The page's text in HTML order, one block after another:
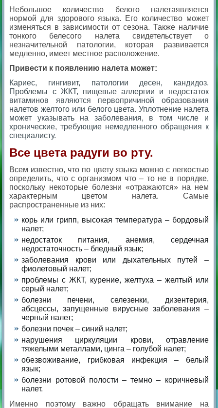
Небольшое количество белого налетаявляется
нормой для здорового языка. Его количество может
изменяться в зависимости от сезона. Также наличие
тонкого белесого налета свидетельствует о
незначительной патологии, которая развивается
медленно, имеет местное расположение.
Привести к появлению налета может:
Кариес, гингивит, патологии десен, кандидоз.
Проблемы с ЖКТ, пищевые аллергии и недостаток
витаминов являются первопричиной образования
налетов желтого или белого цвета. Уплотнение налета
может указывать на заболевания, в том числе и
хронические, требующие немедленного обращения к
специалисту.
Все цвета радуги во рту.
Всем известно, что по цвету языка можно с легкостью
определить, что с организмом что – то не в порядке,
поскольку некоторые болезни «отражаются» на нем
характерным цветом налета. Самые
распространенные из них:
корь или грипп, высокая температура – бордовый
налет;
недостаток питания, анемия, сердечная
недостаточность – бледный язык;
заболевания крови или дыхательных путей –
фиолетовый налет;
проблемы с ЖКТ, курение, желтуха – желтый или
серый налет;
болезни печени, селезенки, дизентерия,
абсцессы, запущенные вирусные заболевания –
черный налет;
болезни почек – синий налет;
нарушения циркуляции крови, отравление
тяжелыми металлами, цинга – голубой налет;
обезвоживание, грибковая инфекция – белый
язык;
болезни ротовой полости – темно – коричневый
налет.
Именно поэтому важно обращать внимание на